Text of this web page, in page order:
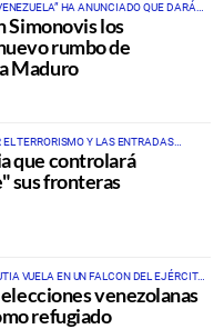
HA ANUNCIADO QUE DARÁ
DEL PUEBLO
Simonovis los
rumbo de
Maduro
TERRORISMO Y LAS ENTRADAS
que controlará
sus fronteras
VUELA EN UN FALCON DEL EJÉRCITO
elecciones venezolanas
refugiado